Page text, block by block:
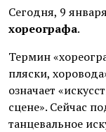
Сегодня, 9
хореографа.
Термин
пляски,
означает
сцене». Сейчас
танцевальное